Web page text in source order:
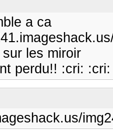
a ca
les miroir
perdu!! :cri: